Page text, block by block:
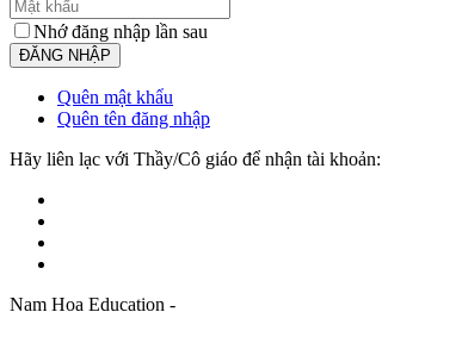
Nhớ đăng nhập lần sau
Quên mật khẩu
Quên tên đăng nhập
Hãy liên lạc với Thầy/Cô giáo để nhận tài khoản:
Nam Hoa Education -